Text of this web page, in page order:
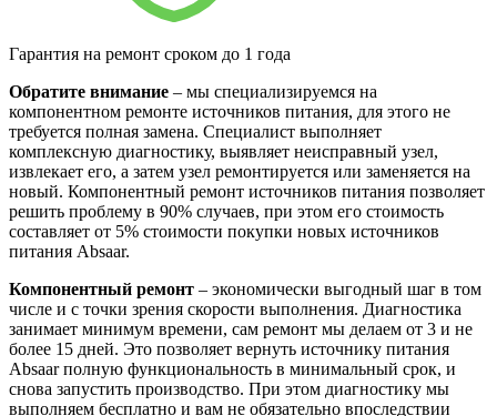
Гарантия на ремонт сроком до 1 года
Обратите внимание – мы специализируемся на
компонентном ремонте источников питания, для этого не
требуется полная замена. Специалист выполняет
комплексную диагностику, выявляет неисправный узел,
извлекает его, а затем узел ремонтируется или заменяется на
новый. Компонентный ремонт источников питания позволяет
решить проблему в 90% случаев, при этом его стоимость
составляет от 5% стоимости покупки новых источников
питания Absaar.
Компонентный ремонт – экономически выгодный шаг в том
числе и с точки зрения скорости выполнения. Диагностика
занимает минимум времени, сам ремонт мы делаем от 3 и не
более 15 дней. Это позволяет вернуть источнику питания
Absaar полную функциональность в минимальный срок, и
снова запустить производство. При этом диагностику мы
выполняем бесплатно и вам не обязательно впоследствии